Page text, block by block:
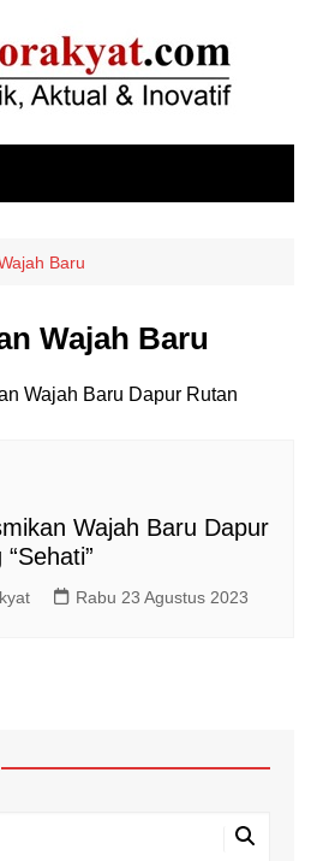
Baru
Wajah Baru
Wajah Baru Dapur
Rabu 23 Agustus 2023